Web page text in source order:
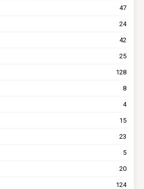
47
24
42
25
128
8
4
15
23
5
20
124